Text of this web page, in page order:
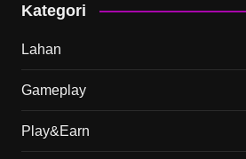
Kategori
Lahan
Gameplay
Play&Earn